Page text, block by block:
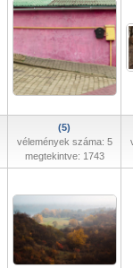
(5)
vélemények száma: 5
megtekintve: 1743